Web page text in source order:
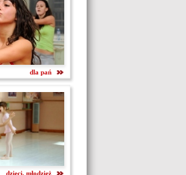
dla pań
dzieci, młodzież